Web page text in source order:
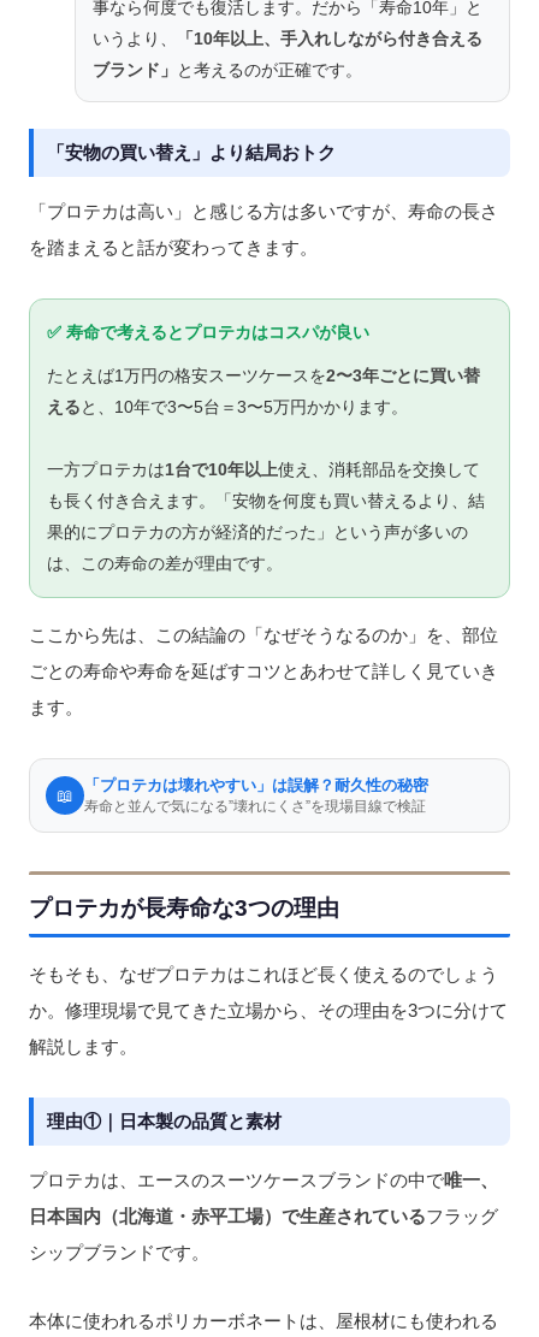
事なら何度でも復活します。だから「寿命10年」と
いうより、
「10年以上、手入れしながら付き合える
ブランド」 と考えるのが正確です。
「安物の買い替え」より結局おトク
「プロテカは高い」と感じる方は多いですが、寿命の長さ
を踏まえると話が変わってきます。
✅ 寿命で考えるとプロテカはコスパが良い
たとえば1万円の格安スーツケースを2〜3年ごとに買い替
える と、10年で3〜5台＝3〜5万円かかります。
一方プロテカは1台で10年以上使え、消耗部品を交換して
も長く付き合えます。「安物を何度も買い替えるより、結
果的にプロテカの方が経済的だった」という声が多いの
は、この寿命の差が理由です。
ここから先は、この結論の「なぜそうなるのか」を、部位
ごとの寿命や寿命を延ばすコツとあわせて詳しく見ていき
ます。
📖 「プロテカは壊れやすい」は誤解？耐久性の秘密
寿命と並んで気になる”壊れにくさ”を現場目線で検証
プロテカが長寿命な3つの理由
そもそも、なぜプロテカはこれほど長く使えるのでしょう
か。修理現場で見てきた立場から、その理由を3つに分けて
解説します。
理由①｜日本製の品質と素材
プロテカは、エースのスーツケースブランドの中で唯一、
日本国内（北海道・赤平工場）で生産されているフラッグ
シップブランドです。
本体に使われるポリカーボネートは、屋根材にも使われる